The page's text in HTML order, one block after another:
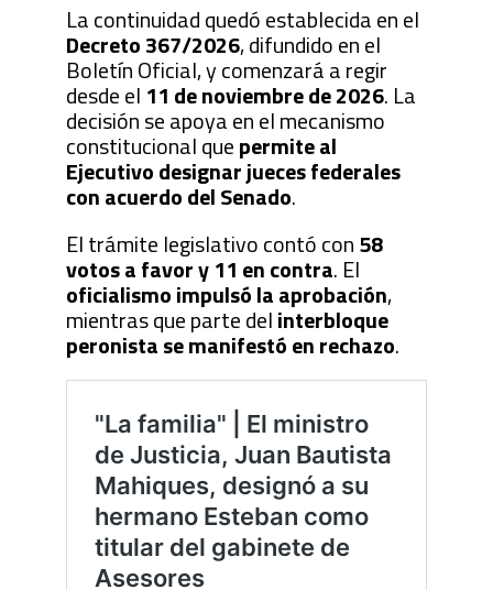
La continuidad quedó establecida en el
Decreto 367/2026, difundido en el
Boletín Oficial, y comenzará a regir
desde el 11 de noviembre de 2026. La
decisión se apoya en el mecanismo
constitucional quepermite al
Ejecutivo designar jueces federales
con acuerdo del Senado.
El trámite legislativo contó con58
votos a favor y 11 en contra. El
oficialismo impulsó la aprobación,
mientras que parte delinterbloque
peronista se manifestó en rechazo.